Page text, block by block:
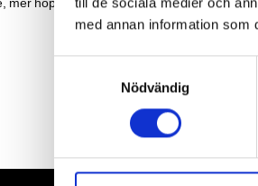
med annan information som
c
Nödvändig
mer hoppfull och
ryggmärgsbråck
redan från första
Josephine växte upp
LEE MAS "